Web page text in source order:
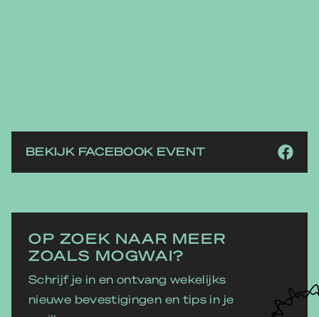
BEKIJK FACEBOOK EVENT
OP ZOEK NAAR MEER
ZOALS MOGWAI?
Schrijf je in en ontvang wekelijks
nieuwe bevestigingen en tips in je